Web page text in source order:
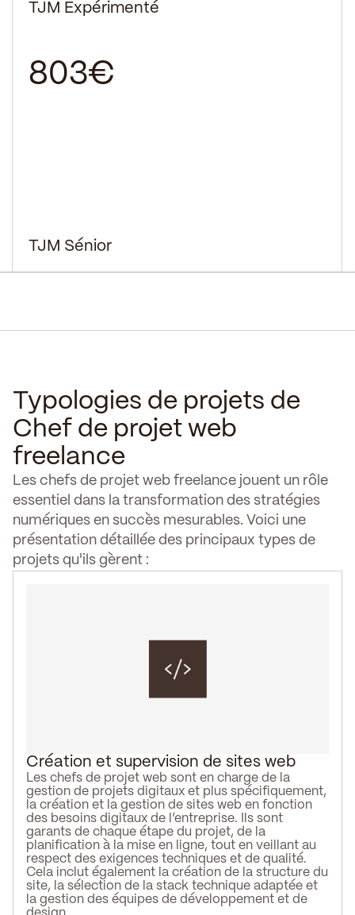
TJM Expérimenté
803€
TJM Sénior
Typologies de projets de
Chef de projet web
freelance
Les chefs de projet web freelance jouent un rôle
essentiel dans la transformation des stratégies
numériques en succès mesurables. Voici une
présentation détaillée des principaux types de
projets qu'ils gèrent :
Création et supervision de sites web
Les chefs de projet web sont en charge de la
gestion de projets digitaux et plus spécifiquement,
la création et la gestion de sites web en fonction
des besoins digitaux de l’entreprise. Ils sont
garants de chaque étape du projet, de la
planification à la mise en ligne, tout en veillant au
respect des exigences techniques et de qualité.
Cela inclut également la création de la structure du
site, la sélection de la stack technique adaptée et
la gestion des équipes de développement et de